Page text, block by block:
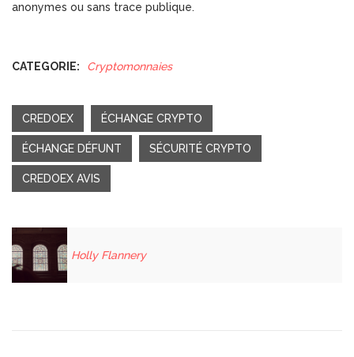
anonymes ou sans trace publique.
CATEGORIE: Cryptomonnaies
CREDOEX ÉCHANGE CRYPTO
ÉCHANGE DÉFUNT SÉCURITÉ CRYPTO
CREDOEX AVIS
Holly Flannery